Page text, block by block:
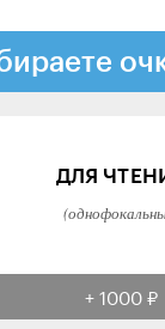
ДЛЯ
+ 1000 ₽